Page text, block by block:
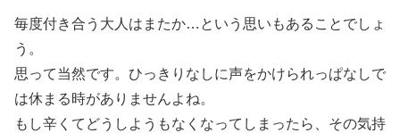
毎度付き合う大人はまたか…という思いもあることでしょ
う。
思って当然です。ひっきりなしに声をかけられっぱなしで
は休まる時がありませんよね。
もし辛くてどうしようもなくなってしまったら、その気持